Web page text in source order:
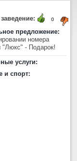
0
предложение:
номера
"Люкс" - Подарок!
услуги:
и спорт: